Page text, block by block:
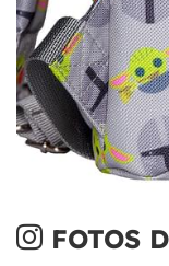
FOTOS